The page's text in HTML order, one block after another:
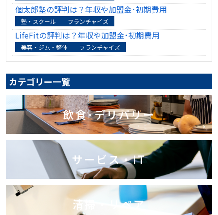
個太郎塾の評判は？年収や加盟金･初期費用
塾・スクール フランチャイズ
LifeFitの評判は？年収や加盟金･初期費用
美容・ジム・整体 フランチャイズ
カテゴリー一覧
飲食･デリバリー
サービス・IT
清掃・リペア